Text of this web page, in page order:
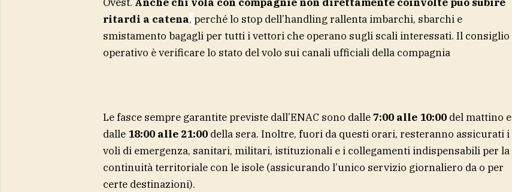
ritardi a catena, perché lo stop dell’handling rallenta imbarchi, sbarchi e
smistamento bagagli per tutti i vettori che operano sugli scali interessati. Il consiglio
operativo è verificare lo stato del volo sui canali ufficiali della compagnia
Le fasce sempre garantite previste dall’ENAC sono dalle7:00 alle 10:00del mattino e
dalle 18:00 alle 21:00della sera. Inoltre, fuori da questi orari, resteranno assicurati i
voli di emergenza, sanitari, militari, istituzionali e i collegamenti indispensabili per la
continuità territoriale con le isole (assicurando l’unico servizio giornaliero da o per
certe destinazioni).